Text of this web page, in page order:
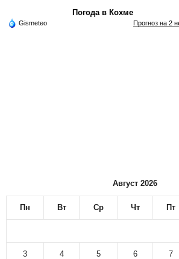
Погода в Кохме
Gismeteo Прогноз на 2
Август 2026
Пн Вт Ср Чт Пт
3 4 5 6 7